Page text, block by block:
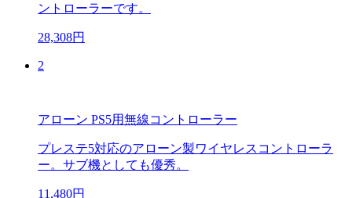
ントローラーです。
28,308円
2
アローン PS5用無線コントローラー
プレステ5対応のアローン製ワイヤレスコントローラ
ー。サブ機としても優秀。
11,480円